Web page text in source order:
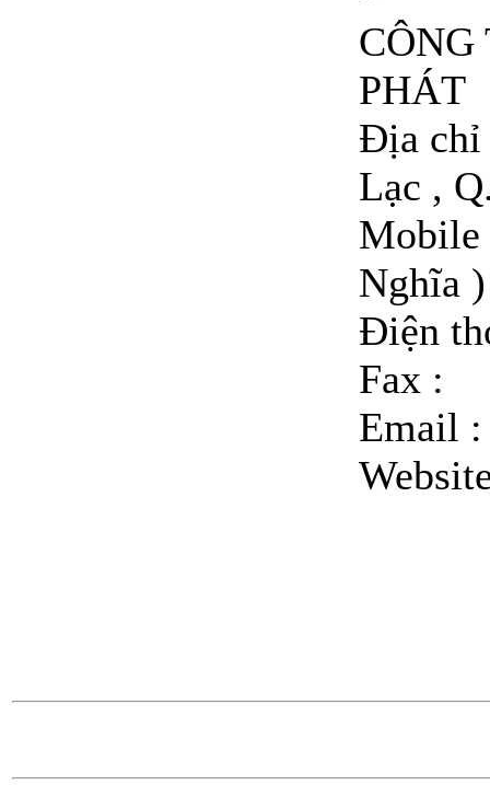
PHÁT
Địa chỉ
Lạc ,
Mobile
Nghĩa )
Điện
Fax :
Email